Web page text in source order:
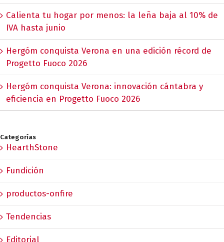
Calienta tu hogar por menos: la leña baja al 10% de
IVA hasta junio
Hergóm conquista Verona en una edición récord de
Progetto Fuoco 2026
Hergóm conquista Verona: innovación cántabra y
eficiencia en Progetto Fuoco 2026
Categorías
HearthStone
Fundición
productos-onfire
Tendencias
Editorial